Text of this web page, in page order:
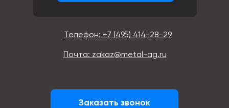
Телефон: +7 (495) 414-28-29
Почта: zakaz@metal-ag.ru
Заказать звонок